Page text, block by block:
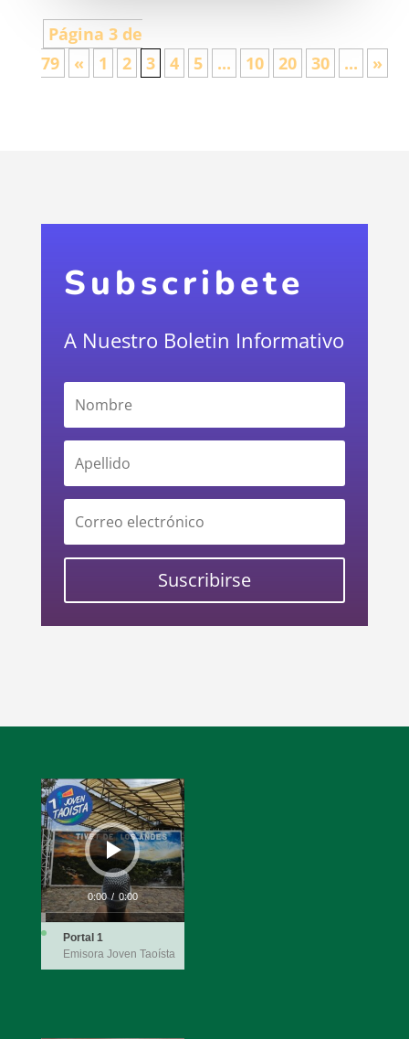
Página 3 de
79
« 1 2 3 4 5 ... 10 20 30 ... »
Subscribete
A Nuestro Boletin Informativo
Suscribirse
Reproductor
de
audio
0:00 / 0:00
Portal 1
Emisora Joven Taoísta